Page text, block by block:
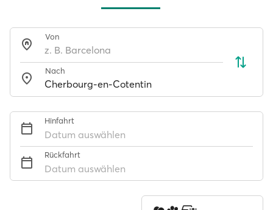
Von
Nach
Hinfahrt
Datum auswählen
Rückfahrt
Datum auswählen